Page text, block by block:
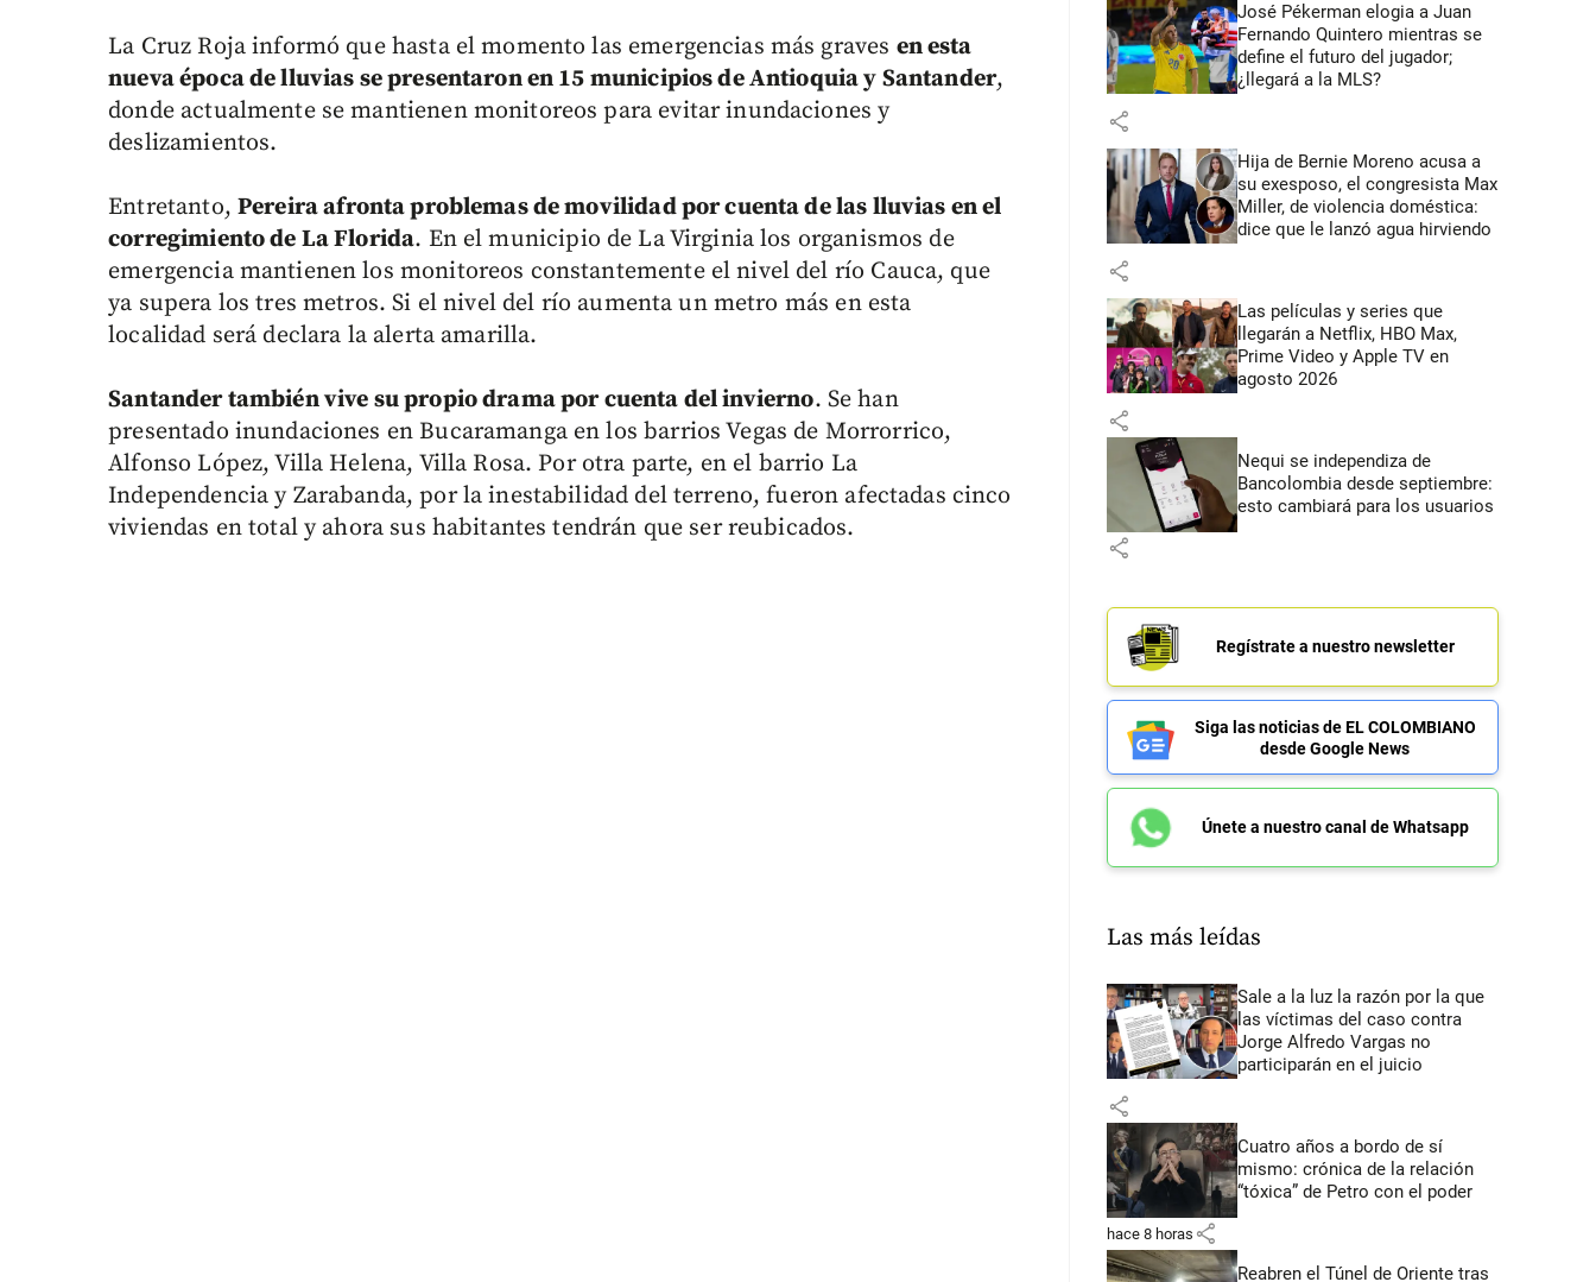
La Cruz Roja informó que hasta el momento las emergencias más graves en esta
nueva época de lluvias se presentaron en 15 municipios de Antioquia y Santander,
donde actualmente se mantienen monitoreos para evitar inundaciones y
deslizamientos.
Entretanto, Pereira afronta problemas de movilidad por cuenta de las lluvias en el
corregimiento de La Florida. En el municipio de La Virginia los organismos de
emergencia mantienen los monitoreos constantemente el nivel del río Cauca, que
ya supera los tres metros. Si el nivel del río aumenta un metro más en esta
localidad será declara la alerta amarilla.
Santander también vive su propio drama por cuenta del invierno. Se han
presentado inundaciones en Bucaramanga en los barrios Vegas de Morrorrico,
Alfonso López, Villa Helena, Villa Rosa. Por otra parte, en el barrio La
Independencia y Zarabanda, por la inestabilidad del terreno, fueron afectadas cinco
viviendas en total y ahora sus habitantes tendrán que ser reubicados.
José Pékerman elogia a Juan
Fernando Quintero mientras se
define el futuro del jugador;
¿llegará a la MLS?
share
Hija de Bernie Moreno acusa a
su exesposo, el congresista Max
Miller, de violencia doméstica:
dice que le lanzó agua hirviendo
share
Las películas y series que
llegarán a Netflix, HBO Max,
Prime Video y Apple TV en
agosto 2026
share
Nequi se independiza de
Bancolombia desde septiembre:
esto cambiará para los usuarios
share
Regístrate a nuestro newsletter
Siga las noticias de EL COLOMBIANO
desde Google News
Únete a nuestro canal de Whatsapp
Las más leídas
Sale a la luz la razón por la que
las víctimas del caso contra
Jorge Alfredo Vargas no
participarán en el juicio
share
Cuatro años a bordo de sí
mismo: crónica de la relación
“tóxica” de Petro con el poder
hace 8 horas share
Reabren el Túnel de Oriente tras